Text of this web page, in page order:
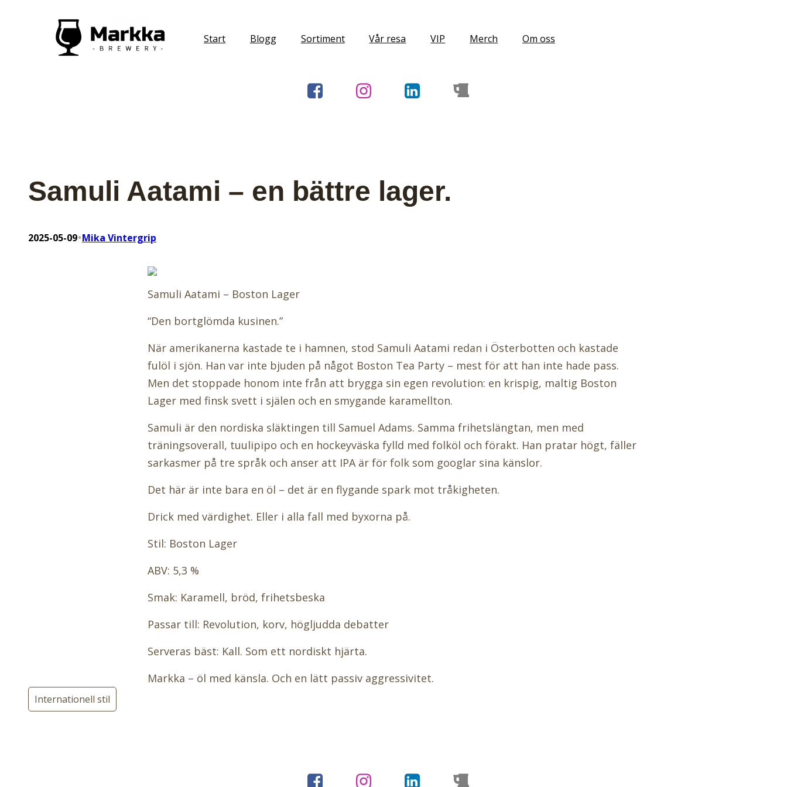
Start Blogg Sortiment Vår resa VIP Merch Om oss
Samuli Aatami – en bättre lager.
2025-05-09•Mika Vintergrip
Samuli Aatami – Boston Lager
“Den bortglömda kusinen.”
När amerikanerna kastade te i hamnen, stod Samuli Aatami redan i Österbotten och kastade
fulöl i sjön. Han var inte bjuden på något Boston Tea Party – mest för att han inte hade pass.
Men det stoppade honom inte från att brygga sin egen revolution: en krispig, maltig Boston
Lager med finsk svett i själen och en smygande karamellton.
Samuli är den nordiska släktingen till Samuel Adams. Samma frihetslängtan, men med
träningsoverall, tuulipipo och en hockeyväska fylld med folköl och förakt. Han pratar högt, fäller
sarkasmer på tre språk och anser att IPA är för folk som googlar sina känslor.
Det här är inte bara en öl – det är en flygande spark mot tråkigheten.
Drick med värdighet. Eller i alla fall med byxorna på.
Stil: Boston Lager
ABV: 5,3 %
Smak: Karamell, bröd, frihetsbeska
Passar till: Revolution, korv, högljudda debatter
Serveras bäst: Kall. Som ett nordiskt hjärta.
Markka – öl med känsla. Och en lätt passiv aggressivitet.
Internationell stil